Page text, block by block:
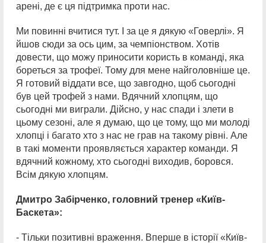
арені, де є ця підтримка проти нас.
Ми повинні вчитися тут. І за це я дякую «Говерлі». Я
йшов сюди за ось цим, за чемпіонством. Хотів
довести, що можу приносити користь в команді, яка
бореться за трофеї. Тому для мене найголовніше це.
Я готовий віддати все, що завгодно, щоб сьогодні
був цей трофей з нами. Вдячний хлопцям, що
сьогодні ми виграли. Дійсно, у нас спади і злети в
цьому сезоні, але я думаю, що це тому, що ми молоді
хлопці і багато хто з нас не грав на такому рівні. Але
в такі моменти проявляється характер команди. Я
вдячний кожному, хто сьогодні виходив, боровся.
Всім дякую хлопцям.
Дмитро Забірченко, головний тренер «Київ-
Баскета»:
- Тільки позитивні враження. Вперше в історії «Київ-